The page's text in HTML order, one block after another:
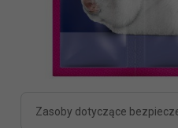
Zasoby dotyczące